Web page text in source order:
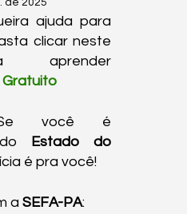
de 2025
ajuda para
clicar neste
aprender
Gratuito
Se você é
do
Estado do
é pra você!
a SEFA-PA: